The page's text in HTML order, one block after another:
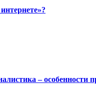
– особенности